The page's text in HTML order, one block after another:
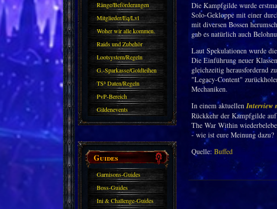
Ränge/Beförderungen
Mitglieder/Eq/Lvl
Woher wir alle kommen.
Raids und Zubehör
Lootsystem/Regeln
G.-Sparkasse/Goldleihen
TS³ Daten/Regeln
PvP-Bereich
Gildenevents
Guides
Garnisons-Guides
Boss-Guides
Ini & Challenge-Guides
Die Kampfgilde wurde
Solo-Gekloppe mit einer
mit diversen Bossen
gab es natürlich auch
Laut Spekulationen wurde
Die Einführung neuer
gleichzeitig herausfordernd
"Legacy-Content"
Mechaniken.
In einem aktuellenInterview
Rückkehr der Kampfgilde
The War Within
- wie ist eure Meinung dazu?
Quelle: Buffed